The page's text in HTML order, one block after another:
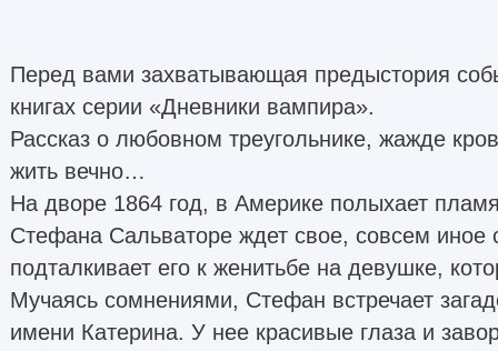
Перед вами захватывающая предыстория
книгах серии «Дневники вампира».
Рассказ о любовном треугольнике, жажде
жить вечно…
На дворе 1864 год, в Америке полыхает
Стефана Сальваторе ждет свое, совсем иное
подталкивает его к женитьбе на девушке,
Мучаясь сомнениями, Стефан встречает
имени Катерина. У нее красивые глаза и